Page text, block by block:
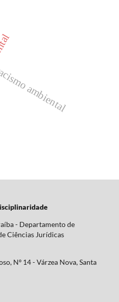
ambiental
- Departamento de
Ciências Jurídicas
Nº 14 - Várzea Nova, Santa